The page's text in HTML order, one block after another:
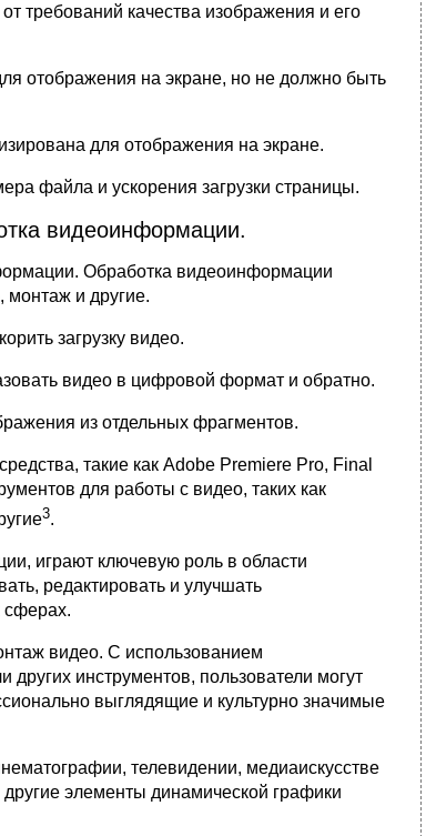
требований качества изображения и его
отображения на экране, но не должно быть
для отображения на экране.
файла и ускорения загрузки страницы.
видеоинформации.
Обработка видеоинформации
монтаж и другие.
загрузку видео.
видео в цифровой формат и обратно.
из отдельных фрагментов.
такие как Adobe Premiere Pro, Final
для работы с видео, таких как
3.
играют ключевую роль в области
редактировать и улучшать
сферах.
видео. С использованием
инструментов, пользователи могут
выглядящие и культурно значимые
телевидении, медиаискусстве
элементы динамической графики